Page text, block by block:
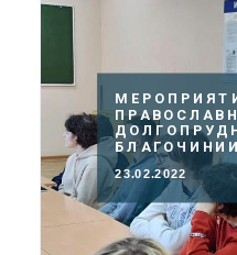
БЛАГОЧИНИИ
23.02.2022